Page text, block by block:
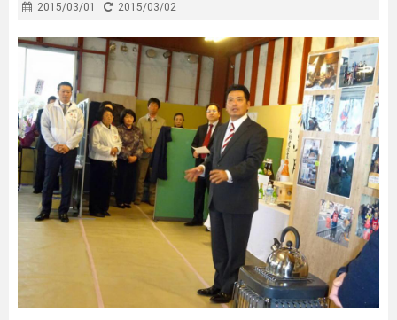
2015/03/01 2015/03/02